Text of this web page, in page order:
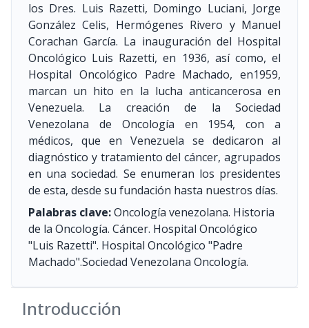
los Dres. Luis Razetti, Domingo Luciani, Jorge
González Celis, Hermógenes Rivero y Manuel
Corachan García. La inauguración del Hospital
Oncológico Luis Razetti, en 1936, así como, el
Hospital Oncológico Padre Machado, en1959,
marcan un hito en la lucha anticancerosa en
Venezuela. La creación de la Sociedad
Venezolana de Oncología en 1954, con a
médicos, que en Venezuela se dedicaron al
diagnóstico y tratamiento del cáncer, agrupados
en una sociedad. Se enumeran los presidentes
de esta, desde su fundación hasta nuestros días.
Palabras clave:Oncología venezolana. Historia
de la Oncología. Cáncer. Hospital Oncológico
"Luis Razetti". Hospital Oncológico "Padre
Machado".Sociedad Venezolana Oncología.
Introducción